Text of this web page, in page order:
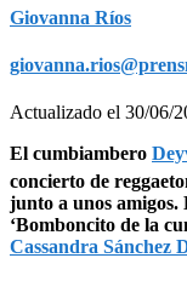
Giovanna Ríos
Actualizado el 30/06/
El cumbiambero
concierto de
junto a unos amigos.
‘Bomboncito de la
Cassandra Sánchez